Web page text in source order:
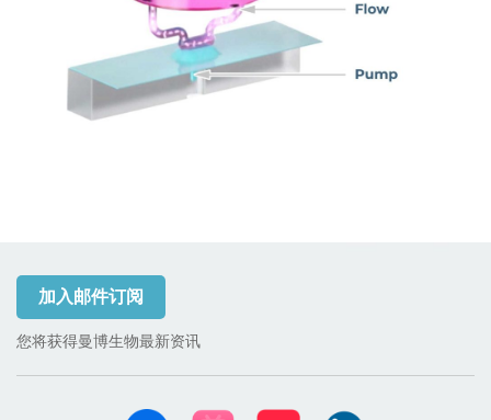
加入邮件订阅
您将获得曼博生物最新资讯